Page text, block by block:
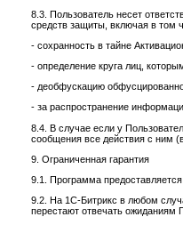
8.3. Пользователь несет
средств защиты, включая в том
- сохранность в тайне
- определение круга лиц,
- деобфускацию
- за распространение
8.4. В случае если у
сообщения все действия с ним
9. Ограниченная гарантия
9.1. Программа
9.2. На 1С-Битрикс в любом
перестают отвечать ожиданиям